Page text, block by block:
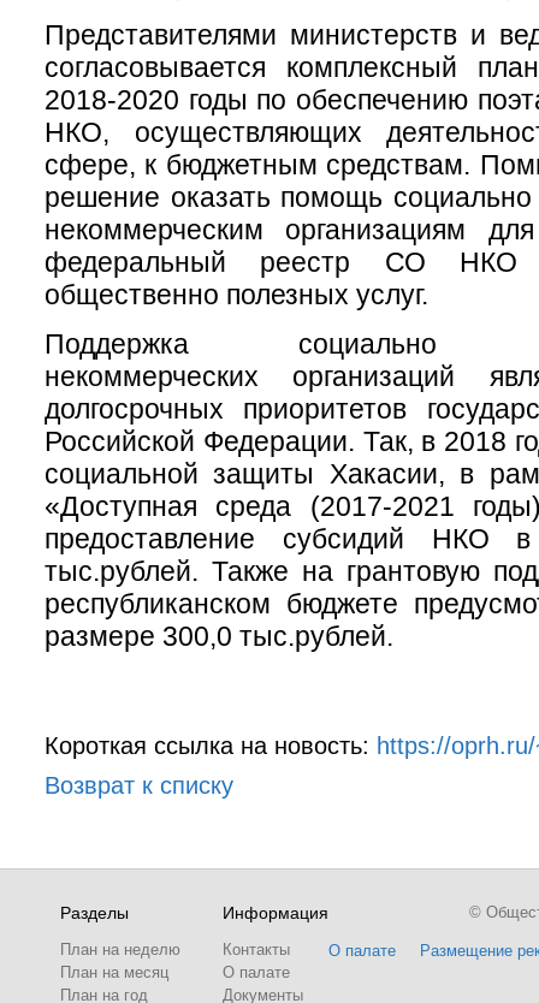
Представителями министерств и
согласовывается комплексный
2018-2020 годы по обеспечению
НКО, осуществляющих
сфере, к бюджетным средствам.
решение оказать помощь
некоммерческим организациям
федеральный реестр СО НКО
общественно полезных услуг.
Поддержка социально
некоммерческих организаций
долгосрочных приоритетов
Российской Федерации. Так, в 2018
социальной защиты Хакасии, в
«Доступная среда (2017-2021
предоставление субсидий НКО
тыс.рублей. Также на грантовую
республиканском бюджете
размере 300,0 тыс.рублей.
Короткая ссылка на новость: https://
Возврат к списку
Разделы
План на неделю
План на месяц
План на год
Информация
Контакты
О палате
Документы
О палате Размещение
©